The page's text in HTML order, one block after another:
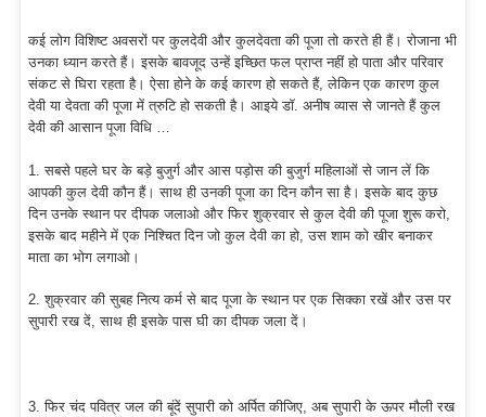
कई लोग विशिष्ट अवसरों पर कुलदेवी और कुलदेवता की पूजा तो करते ही हैं। रोजाना भी
उनका ध्यान करते हैं। इसके बावजूद उन्हें इच्छित फल प्राप्त नहीं हो पाता और परिवार
संकट से घिरा रहता है। ऐसा होने के कई कारण हो सकते हैं, लेकिन एक कारण कुल
देवी या देवता की पूजा में त्रुटि हो सकती है। आइये डॉ. अनीष व्यास से जानते हैं कुल
देवी की आसान पूजा विधि …
1. सबसे पहले घर के बड़े बुजुर्ग और आस पड़ोस की बुजुर्ग महिलाओं से जान लें कि
आपकी कुल देवी कौन हैं। साथ ही उनकी पूजा का दिन कौन सा है। इसके बाद कुछ
दिन उनके स्थान पर दीपक जलाओ और फिर शुक्रवार से कुल देवी की पूजा शुरू करो,
इसके बाद महीने में एक निश्चित दिन जो कुल देवी का हो, उस शाम को खीर बनाकर
माता का भोग लगाओ।
2. शुक्रवार की सुबह नित्य कर्म से बाद पूजा के स्थान पर एक सिक्का रखें और उस पर
सुपारी रख दें, साथ ही इसके पास घी का दीपक जला दें।
3. फिर चंद पवित्र जल की बूंदें सुपारी को अर्पित कीजिए, अब सुपारी के ऊपर मौली रख